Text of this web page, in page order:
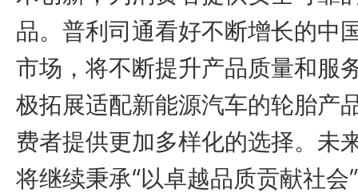
品。普利司通看好不断增长的中
市场，将不断提升产品质量和服
极拓展适配新能源汽车的轮胎产
费者提供更加多样化的选择。未
将继续秉承“以卓越品质贡献社会